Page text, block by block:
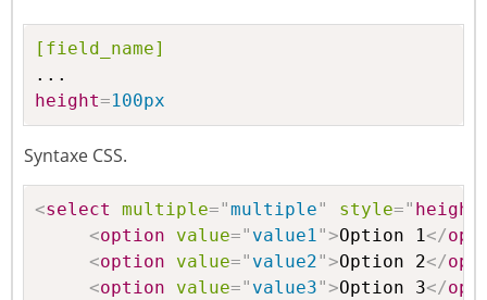
[field_name]
height=100px
Syntaxe CSS.
<select multiple="multiple" style=" height
<option value=" value1">Option 1</
<option value=" value2">Option 2</
<option value=" value3">Option 3</